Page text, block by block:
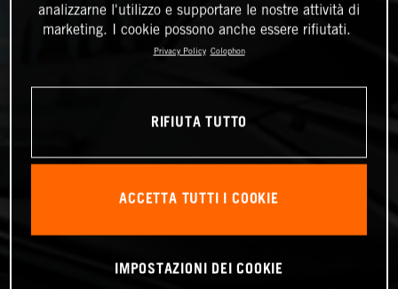
analizzarne l'utilizzo e supportare le nostre attività di
marketing. I cookie possono anche essere rifiutati.
Privacy Policy Colophon
RIFIUTA TUTTO
ACCETTA TUTTI I COOKIE
IMPOSTAZIONI DEI COOKIE